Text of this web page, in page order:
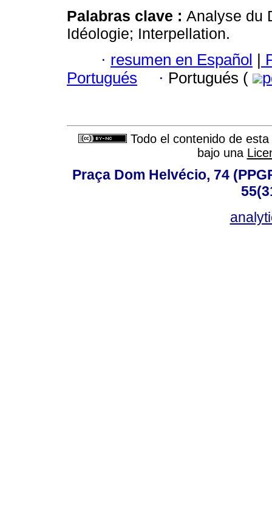
Palabras clave : Analyse du
Idéologie; Interpellation.
· resumen en Español |
Portugués
· Portugués (
Todo el contenido de
bajo una
Praça Dom Helvécio, 74